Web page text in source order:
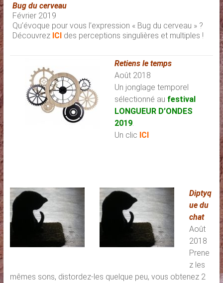
Bug du cerveau
Février 2019
Qu’évoque pour vous l’expression « Bug du cerveau » ?
Découvrez ICIdes perceptions singulières et multiples !
Retiens le temps
Août 2018
Un jonglage temporel
sélectionné au festival
LONGUEUR D’ONDES
2019.
Un clic ICI
Diptyq
ue du
chat
Août
2018
Prene
z les
mêmes sons, distordez-les quelque peu, vous obtenez 2